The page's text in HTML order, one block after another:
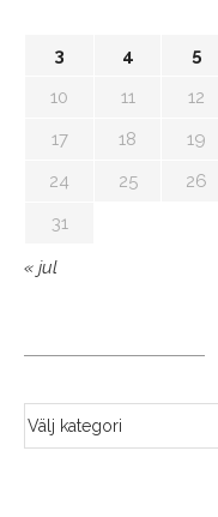
3
4 5
10
11 12
17
18 19
24
25 26
31
« jul